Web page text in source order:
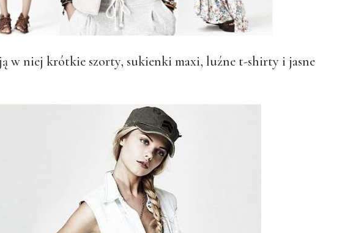
w niej krótkie szorty, sukienki maxi, luźne t-shirty i jasne